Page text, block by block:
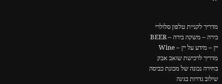
מדריך לקניית טלפון סלולרי
בירה – משקה בירה – BEER
יין – מידע על יין – Wine
מדריך לרכישת שואב אבק
בחירה נכונה של מכונת כביסה
שילוב גדרות בגינה